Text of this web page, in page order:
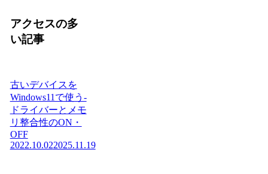
アクセスの多
い記事
古いデバイスを
Windows11で使う-
ドライバーとメモ
リ整合性のON・
OFF
2022.10.022025.11.19